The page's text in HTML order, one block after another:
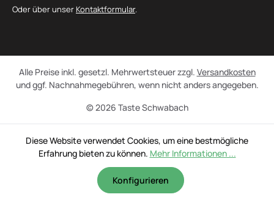
Oder über unser Kontaktformular.
© 2026 Taste Schwabach
Alle Preise inkl. gesetzl. Mehrwertsteuer zzgl. Versandkosten
und ggf. Nachnahmegebühren, wenn nicht anders angegeben.
Diese Website verwendet Cookies, um eine bestmögliche
Erfahrung bieten zu können. Mehr Informationen ...
Konfigurieren